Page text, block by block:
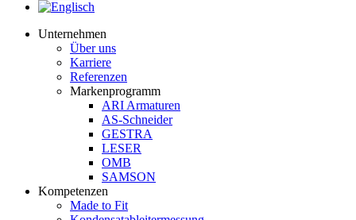
Unternehmen
Über uns
Karriere
Referenzen
Markenprogramm
ARI Armaturen
AS-Schneider
GESTRA
LESER
OMB
SAMSON
Kompetenzen
Made to Fit